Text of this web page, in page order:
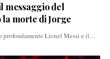
messaggio del
la morte di Jorge
profondamente Lionel Messi e il…